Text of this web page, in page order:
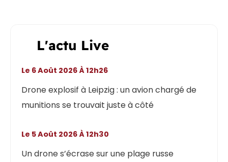
L'actu Live
Drone explosif à Leipzig : un avion chargé de
munitions se trouvait juste à côté
Le 6 Août 2026 À 12h26
Un drone s’écrase sur une plage russe
Le 5 Août 2026 À 12h30